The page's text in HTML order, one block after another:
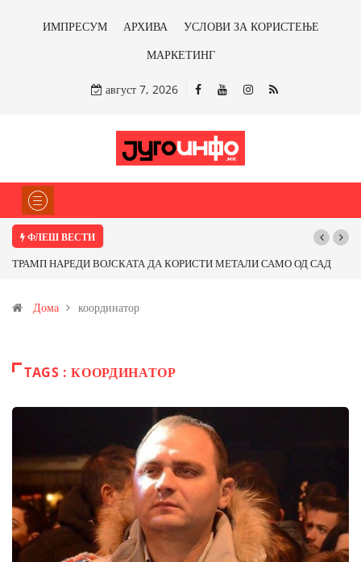
ИМПРЕСУМ АРХИВА
УСЛОВИ ЗА КОРИСТЕЊЕ
МАРКЕТИНГ
август 7, 2026
ФЛЕШ ВЕСТИ
САД
Почнува реконструкцијата на улицата „5-ти Ноември“ во Струмица
Дома координатор
TAGS : КООРДИНАТОР